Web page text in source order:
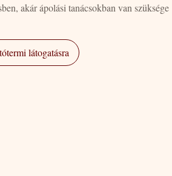
akár ápolási tanácsokban van szüksége
látogatásra